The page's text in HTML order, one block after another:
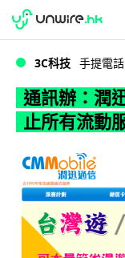
WWDC 2026
3C科技 手提電話
通訊辦：潤
止所有流動